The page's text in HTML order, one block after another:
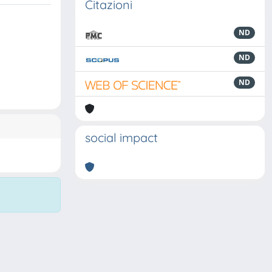
Citazioni
ND
ND
ND
social impact